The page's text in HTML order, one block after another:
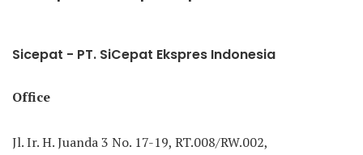
Sicepat - PT. SiCepat Ekspres Indonesia
Office
Jl. Ir. H. Juanda 3 No. 17-19, RT.008/RW.002,